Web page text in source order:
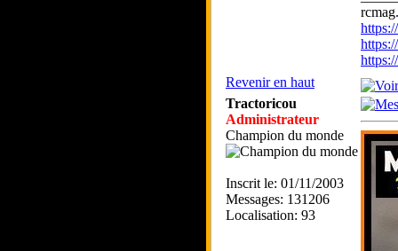
Revenir en haut
Tractoricou
Administrateur
Champion du monde
Inscrit le: 01/11/2003
Messages: 131206
Localisation: 93